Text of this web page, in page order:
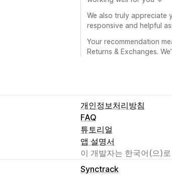
We also truly appreciate
responsive and helpful
Your recommendation
Returns & Exchanges.
개인정보처리방침
FAQ
튜토리얼
앱 설명서
이 개발자는 한국어(으)
Synctrack